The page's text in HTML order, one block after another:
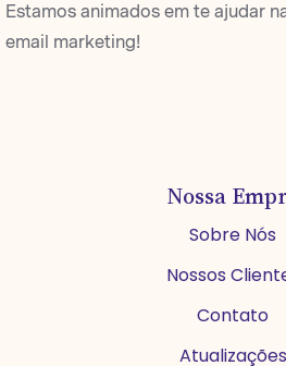
Estamos animados em te ajudar
email marketing!
Nossa
Sobre Nós
Nossos
Contato
Atualizações